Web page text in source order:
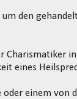
den
Charismatiker
eines
einem von